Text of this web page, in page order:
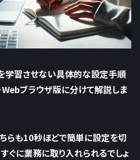
学習させない具体的な設定手順
Webブラウザ版に分けて解説しま
らも10秒ほどで簡単に設定を切
ぐに業務に取り入れられるでしょ